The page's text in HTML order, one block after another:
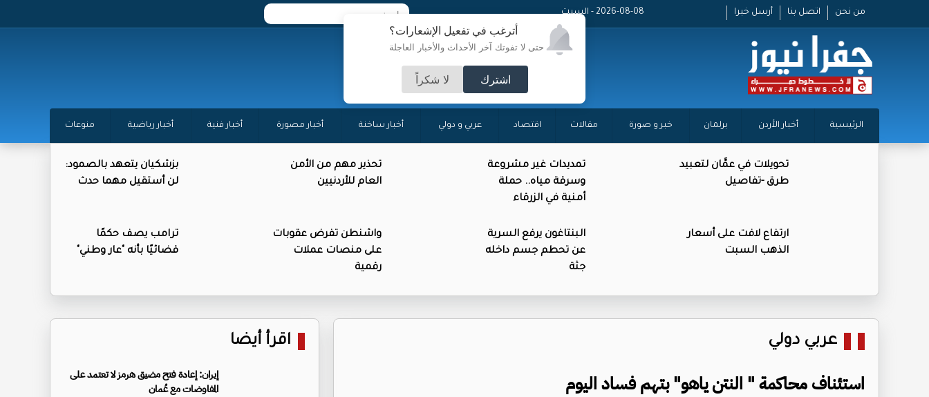
أترغب في تفعيل الإشعارات؟
حتى لا تفوتك آخر الأحداث والأخبار العاجلة
اشترك لا شكراً
من نحن اتصل بنا أرسل خبرا 2026-08-08 - السبت
الرئيسية أخبار الأردن برلمان خبر و صورة مقالات اقتصاد عربي و دولي أخبار ساخنة أخبار مصورة أخبار فنية أخبار رياضية منوعات
تحويلات في عمَّان لتعبيد
طرق -تفاصيل
تمديدات غير مشروعة
وسرقة مياه.. حملة
أمنية في الزرقاء
تحذير مهم من الأمن
العام للأردنيين
بزشكيان يتعهد بالصمود:
لن أستقيل مهما حدث
ارتفاع لافت على أسعار
الذهب السبت
البنتاغون يرفع السرية
عن تحطم جسم داخله
جثة
واشنطن تفرض عقوبات
على منصات عملات
رقمية
ترامب يصف حكمًا
قضائيًا بأنه "عار وطني"
عربي دولي
استئناف محاكمة " النتن ياهو" بتهم فساد اليوم
اقرأ أيضا
إيران: إعادة فتح مضيق هرمز لا تعتمد على
المفاوضات مع عُمان